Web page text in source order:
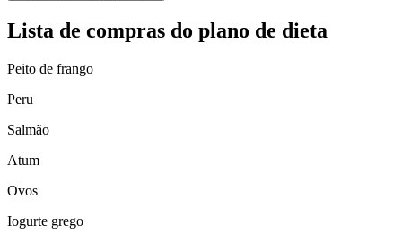
Lista de compras do plano de dieta
Peito de frango
Peru
Salmão
Atum
Ovos
Iogurte grego